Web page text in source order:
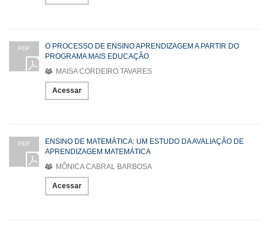
PDF
O PROCESSO DE ENSINO APRENDIZAGEM A PARTIR DO
PROGRAMA MAIS EDUCAÇÃO
MAISA CORDEIRO TAVARES
Acessar
PDF
ENSINO DE MATEMÁTICA: UM ESTUDO DA AVALIAÇÃO DE
APRENDIZAGEM MATEMÁTICA
MÔNICA CABRAL BARBOSA
Acessar